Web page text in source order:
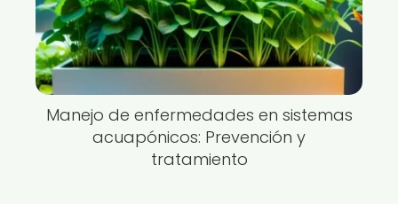
Manejo de enfermedades en sistemas
acuapónicos: Prevención y
tratamiento